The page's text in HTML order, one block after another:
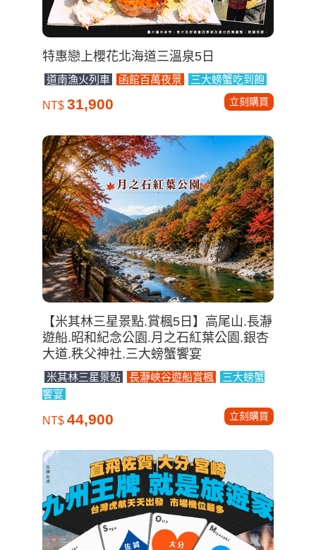
特惠戀上櫻花北海道三溫泉5日
道南漁火列車 函館百萬夜景 三大螃蟹吃到飽
NT$ 31,900 立刻購買
【米其林三星景點.賞楓5日】高尾山.長瀞
遊船.昭和紀念公園.月之石紅葉公園.銀杏
大道.秩父神社.三大螃蟹饗宴
米其林三星景點 長瀞峽谷遊船賞楓
三大螃蟹
饗宴
NT$ 44,900 立刻購買